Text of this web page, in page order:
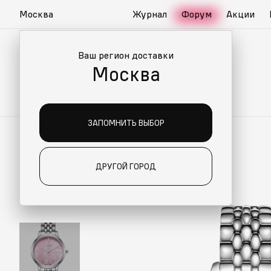
Москва
Ваш регион доставки
Москва
ЗАПОМНИТЬ ВЫБОР
ДРУГОЙ ГОРОД
Журнал Форум Акции
ДЛЯ ВАС